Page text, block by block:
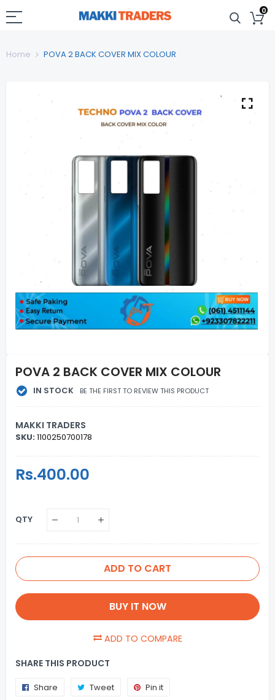
0
Home POVA 2 BACK COVER MIX COLOUR
POVA 2 BACK COVER MIX COLOUR
IN STOCK BE THE FIRST TO REVIEW THIS PRODUCT
MAKKI TRADERS
SKU:1100250700178
Regular
Price
Rs.400.00
QTY
ADD TO CART
BUY IT NOW
ADD TO COMPARE
SHARE THIS PRODUCT
Share
Share Tweet
Tweet Pin it